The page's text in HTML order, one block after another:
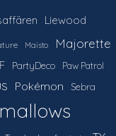
Liewood
Maisto
Majorette
PartyDeco Paw Patrol
Pokémon Sebra